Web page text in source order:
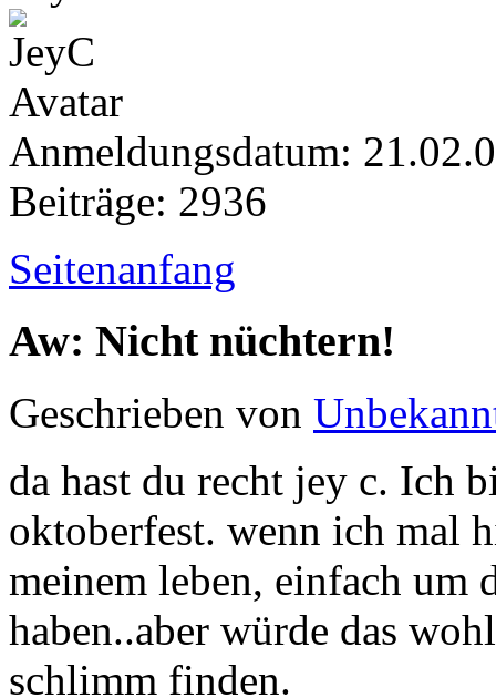
Anmeldungsdatum:
Beiträge: 2936
Seitenanfang
Aw: Nicht nüchtern!
Geschrieben von
da hast du recht jey c. Ich
oktoberfest. wenn ich mal
meinem leben, einfach um
haben..aber würde das
schlimm finden.